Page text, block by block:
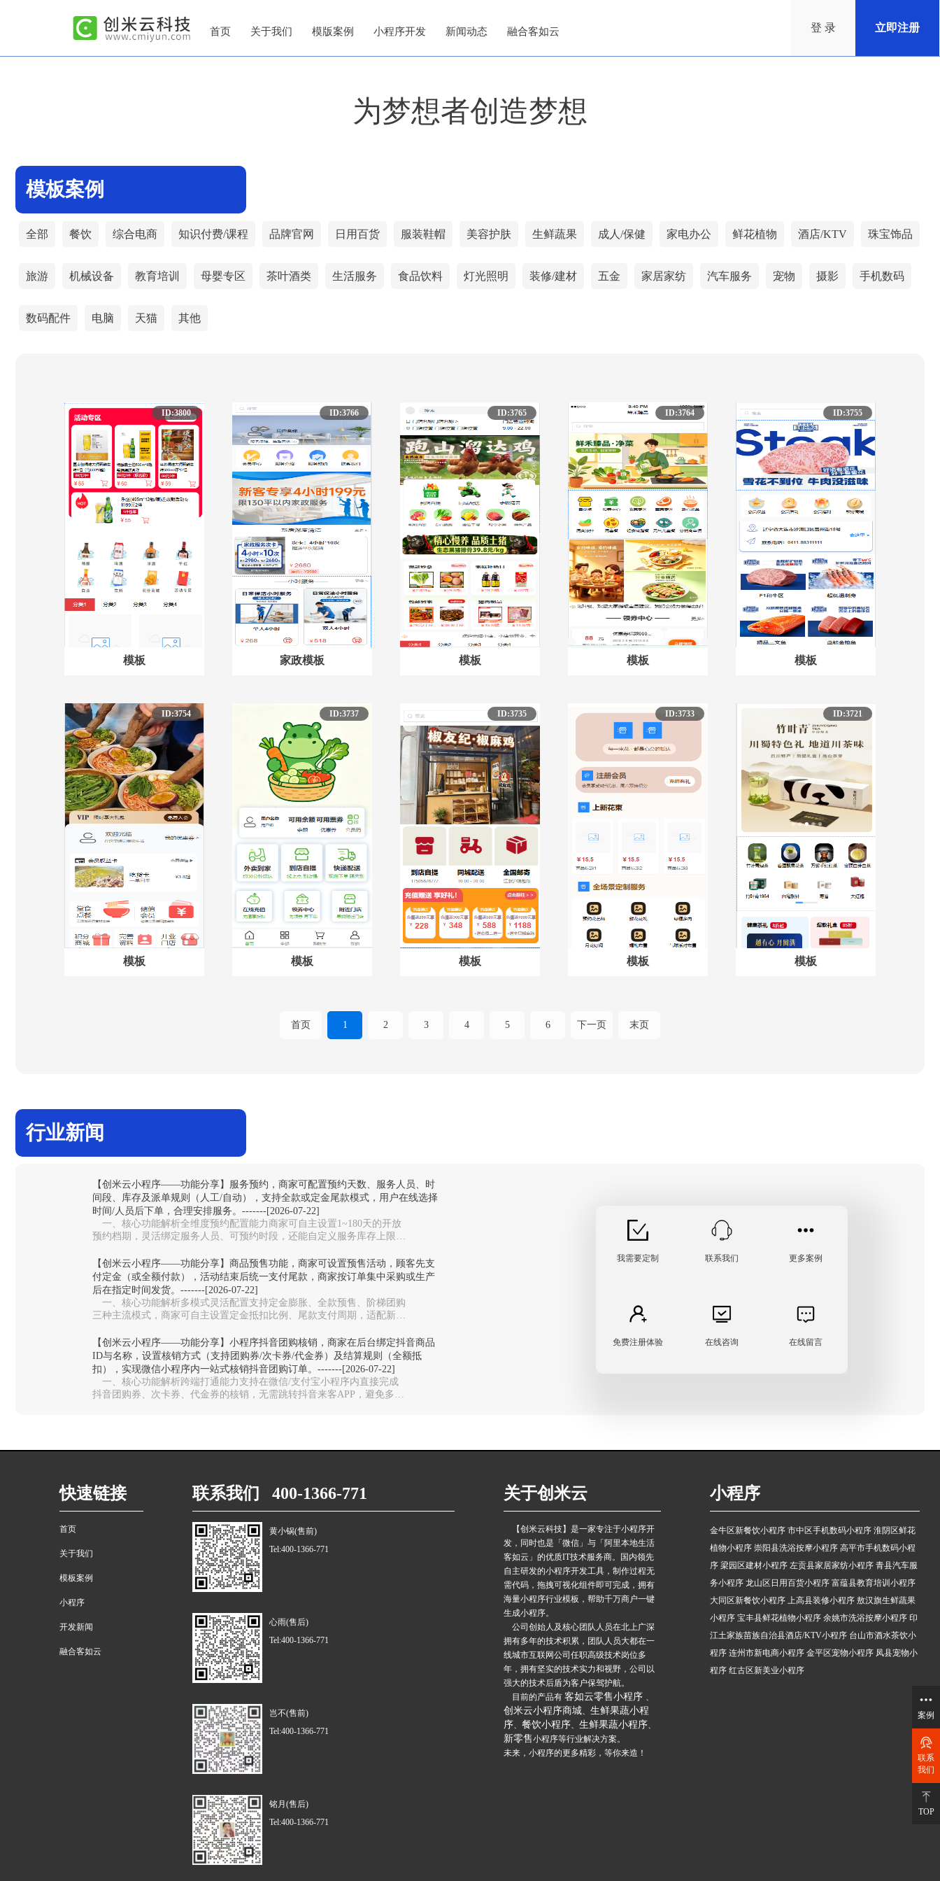
首页 关于我们 模版案例 小程序开发 新闻动态 融合客如云 登 录 立即注册
为梦想者创造梦想
模板案例
全部 餐饮 综合电商 知识付费/课程 品牌官网 日用百货 服装鞋帽 美容护肤 生鲜蔬果 成人/保健 家电办公 鲜花植物 酒店/KTV 珠宝饰品
旅游 机械设备 教育培训 母婴专区 茶叶酒类 生活服务 食品饮料 灯光照明 装修/建材 五金 家居家纺 汽车服务 宠物 摄影 手机数码
数码配件 电脑 天猫 其他
ID:3800
模板
ID:3766
家政模板
ID:3765
模板
ID:3764
模板
ID:3755
模板
ID:3754
模板
ID:3737
模板
ID:3735
模板
ID:3733
模板
ID:3721
模板
首页 1 2 3 4 5 6 下一页 末页
行业新闻
【创米云小程序——功能分享】服务预约，商家可配置预约天数、服务人员、时
间段、库存及派单规则（人工/自动），支持全款或定金尾款模式，用户在线选择
时间/人员后下单，合理安排服务。-------[2026-07-22]
一、核心功能解析全维度预约配置能力‌商家可自主设置1~180天的开放
预约档期，灵活绑定服务人员、可预约时段，还能自定义服务库存上限，
【创米云小程序——功能分享】商品预售功能，商家可设置预售活动，顾客先支
付定金（或全额付款），活动结束后统一支付尾款，商家按订单集中采购或生产
后在指定时间发货。-------[2026-07-22]
一、核心功能解析多模式灵活配置‌支持定金膨胀、全款预售、阶梯团购
三种主流模式，商家可自主设置定金抵扣比例、尾款支付周期，适配新品
【创米云小程序——功能分享】小程序抖音团购核销，商家在后台绑定抖音商品
ID与名称，设置核销方式（支持团购券/次卡券/代金券）及结算规则（全额抵
扣），实现微信小程序内一站式核销抖音团购订单。-------[2026-07-22]
一、核心功能解析跨端打通能力‌支持在微信/支付宝小程序内直接完成
抖音团购券、次卡券、代金券的核销，无需跳转抖音来客APP，避免多系
我需要定制 联系我们 更多案例
免费注册体验 在线咨询 在线留言
快速链接
首页
关于我们
模板案例
小程序
开发新闻
融合客如云
联系我们 400-1366-771
黄小锅(售前)
Tel:400-1366-771
心雨(售后)
Tel:400-1366-771
岂不(售前)
Tel:400-1366-771
铭月(售后)
Tel:400-1366-771
关于创米云
【创米云科技】是一家专注于小程序开
发，同时也是「微信」与「阿里本地生活
客如云」的优质IT技术服务商。国内领先
自主研发的小程序开发工具，制作过程无
需代码，拖拽可视化组件即可完成，拥有
海量小程序行业模板，帮助千万商户一键
生成小程序。
公司创始人及核心团队人员在北上广深
拥有多年的技术积累，团队人员大都在一
线城市互联网公司任职高级技术岗位多
年，拥有坚实的技术实力和视野，公司以
强大的技术后盾为客户保驾护航。
目前的产品有 客如云零售小程序 、
创米云小程序商城、 生鲜果蔬小程
序、 餐饮小程序、 生鲜果蔬小程序、
新零售小程序等行业解决方案。
未来，小程序的更多精彩，等你来造！
小程序
金牛区新餐饮小程序 市中区手机数码小程序 淮阴区鲜花
植物小程序 崇阳县洗浴按摩小程序 高平市手机数码小程
序 梁园区建材小程序 左贡县家居家纺小程序 青县汽车服
务小程序 龙山区日用百货小程序 富蕴县教育培训小程序
大同区新餐饮小程序 上高县装修小程序 敖汉旗生鲜蔬果
小程序 宝丰县鲜花植物小程序 余姚市洗浴按摩小程序 印
江土家族苗族自治县酒店/KTV小程序 台山市酒水茶饮小
程序 连州市新电商小程序 金平区宠物小程序 凤县宠物小
程序 红古区新美业小程序
案例
联系
我们
TOP